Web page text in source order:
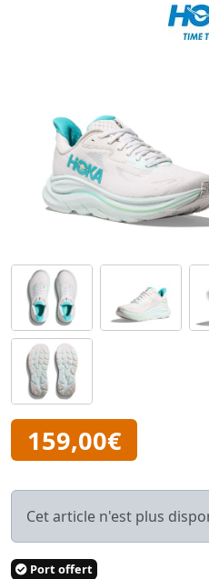
159,00€
Cet article n'est plus
Port offert